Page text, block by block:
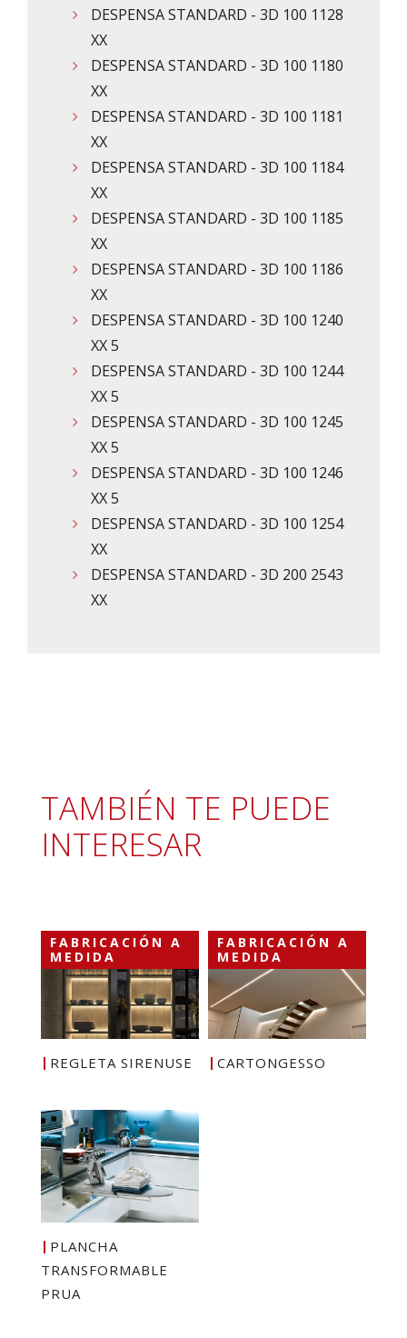
DESPENSA STANDARD - 3D 100 1128
XX
DESPENSA STANDARD - 3D 100 1180
XX
DESPENSA STANDARD - 3D 100 1181
XX
DESPENSA STANDARD - 3D 100 1184
XX
DESPENSA STANDARD - 3D 100 1185
XX
DESPENSA STANDARD - 3D 100 1186
XX
DESPENSA STANDARD - 3D 100 1240
XX 5
DESPENSA STANDARD - 3D 100 1244
XX 5
DESPENSA STANDARD - 3D 100 1245
XX 5
DESPENSA STANDARD - 3D 100 1246
XX 5
DESPENSA STANDARD - 3D 100 1254
XX
DESPENSA STANDARD - 3D 200 2543
XX
TAMBIÉN TE PUEDE
INTERESAR
FABRICACIÓN A
MEDIDA
REGLETA SIRENUSE
FABRICACIÓN A
MEDIDA
CARTONGESSO
PLANCHA
TRANSFORMABLE
PRUA